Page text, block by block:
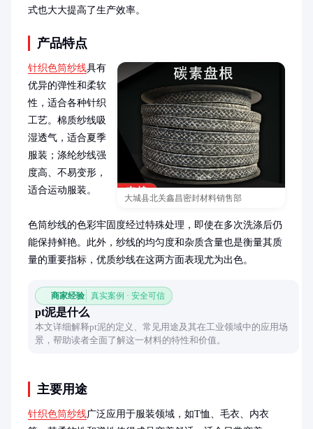
式也大大提高了生产效率。
产品特点
大城县北关鑫昌密封材料销售部
针织色筒纱线具有
优异的弹性和柔软
性，适合各种针织
工艺。棉质纱线吸
湿透气，适合夏季
服装；涤纶纱线强
度高、不易变形，
适合运动服装。
色筒纱线的色彩牢固度经过特殊处理，即使在多次洗涤后仍
能保持鲜艳。此外，纱线的均匀度和杂质含量也是衡量其质
量的重要指标，优质纱线在这两方面表现尤为出色。
商家经验 真实案例 · 安全可信
pt泥是什么
本文详细解释pt泥的定义、常见用途及其在工业领域中的应用场
景，帮助读者全面了解这一材料的特性和价值。
主要用途
针织色筒纱线广泛应用于服装领域，如T恤、毛衣、内衣